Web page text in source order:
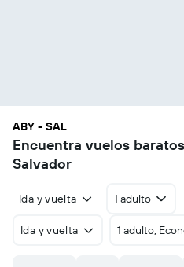
ABY - SAL
Encuentra vuelos
Salvador
Ida y vuelta 1 adulto
Ida y vuelta 1 adulto,